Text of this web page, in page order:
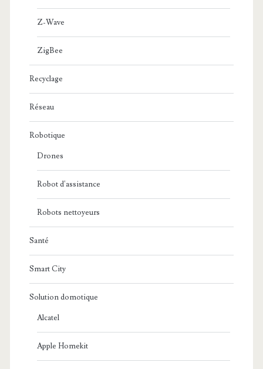
Z-Wave
ZigBee
Recyclage
Réseau
Robotique
Drones
Robot d'assistance
Robots nettoyeurs
Santé
Smart City
Solution domotique
Alcatel
Apple Homekit